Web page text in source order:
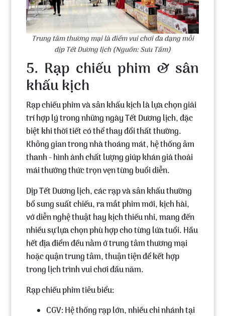
Trung tâm thương mại là điểm vui chơi đa dạng mỗi
dịp Tết Dương lịch (Nguồn: Sưu Tầm)
5. Rạp chiếu phim & sân
khấu kịch
Rạp chiếu phim và sân khấu kịch là lựa chọn giải
trí hợp lý trong những ngày Tết Dương lịch, đặc
biệt khi thời tiết có thể thay đổi thất thường.
Không gian trong nhà thoáng mát, hệ thống âm
thanh - hình ảnh chất lượng giúp khán giả thoải
mái thưởng thức trọn vẹn từng buổi diễn.
Dịp Tết Dương lịch, các rạp và sân khấu thường
bổ sung suất chiếu, ra mắt phim mới, kịch hài,
vở diễn nghệ thuật hay kịch thiếu nhi, mang đến
nhiều sự lựa chọn phù hợp cho từng lứa tuổi. Hầu
hết địa điểm đều nằm ở trung tâm thương mại
hoặc quận trung tâm, thuận tiện để kết hợp
trong lịch trình vui chơi đầu năm.
Rạp chiếu phim tiêu biểu:
CGV: Hệ thống rạp lớn, nhiều chi nhánh tại